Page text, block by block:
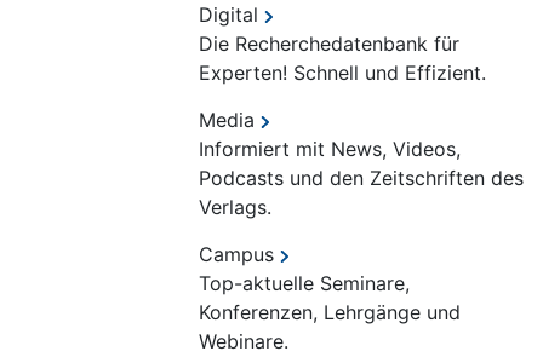
Digital
Die Recherchedatenbank für
Experten! Schnell und Effizient.
Media
Informiert mit News, Videos,
Podcasts und den Zeitschriften des
Verlags.
Campus
Top-aktuelle Seminare,
Konferenzen, Lehrgänge und
Webinare.